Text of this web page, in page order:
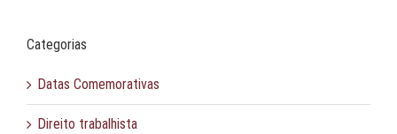
Categorias
Datas Comemorativas
Direito trabalhista